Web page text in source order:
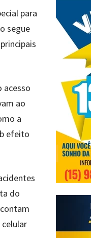
para
segue
acesso
ao
a
efeito
do